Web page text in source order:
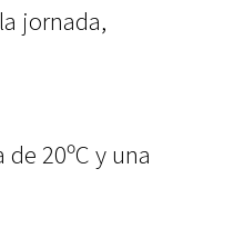
jornada,
20ºC y una